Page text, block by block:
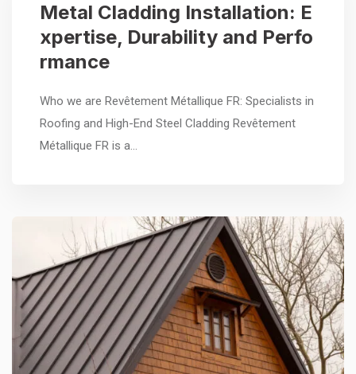
Metal Cladding Installation: E
xpertise, Durability and Perfo
rmance
Who we are Revêtement Métallique FR: Specialists in
Roofing and High-End Steel Cladding Revêtement
Métallique FR is a…